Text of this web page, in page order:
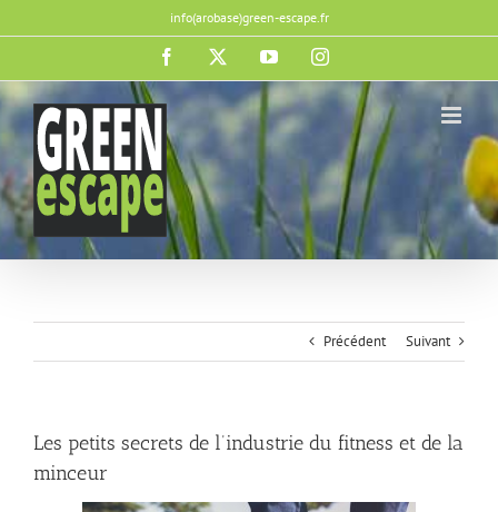
au
info(arobase)green-escape.fr
Facebook YouTubeInstagram
Précédent Suivant
Les petits secrets de l’industrie du fitness et de la
minceur